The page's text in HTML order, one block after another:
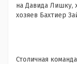
на Давида Лишку,
хозяев Бахтиер
Столичная